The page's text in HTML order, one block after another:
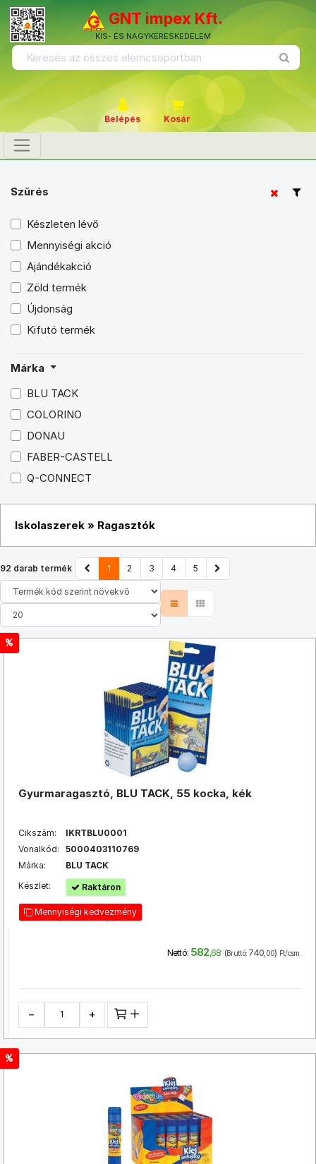
GNT impex Kft.
KIS- ÉS NAGYKERESKEDELEM
Belépés Kosár
Szűrés
Készleten lévő
Mennyiségi akció
Ajándékakció
Zöld termék
Újdonság
Kifutó termék
Márka
BLU TACK
COLORINO
DONAU
FABER-CASTELL
Q-CONNECT
Iskolaszerek » Ragasztók
92 darab termék 1 2 3 4 5
Gyurmaragasztó, BLU TACK, 55 kocka, kék
Cikszám:
IKRTBLU0001
Vonalkód:
5000403110769
Márka:
BLU TACK
Készlet:
Raktáron
Mennyiségi kedvezmény
Nettó: 582,68 (Bruttó: 740,00) Ft/csm.
− +